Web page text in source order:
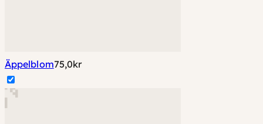
Äppelblom75,0kr